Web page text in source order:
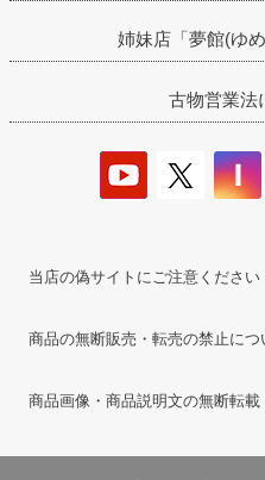
姉妹店「夢館(ゆ
古物営業法
当店の偽サイトにご注意ください
商品の無断販売・転売の禁止につ
商品画像・商品説明文の無断転載